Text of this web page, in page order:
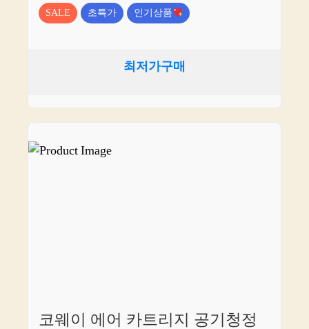
SALE 초특가 인기상품
최저가구매
코웨이 에어 카트리지 공기청정